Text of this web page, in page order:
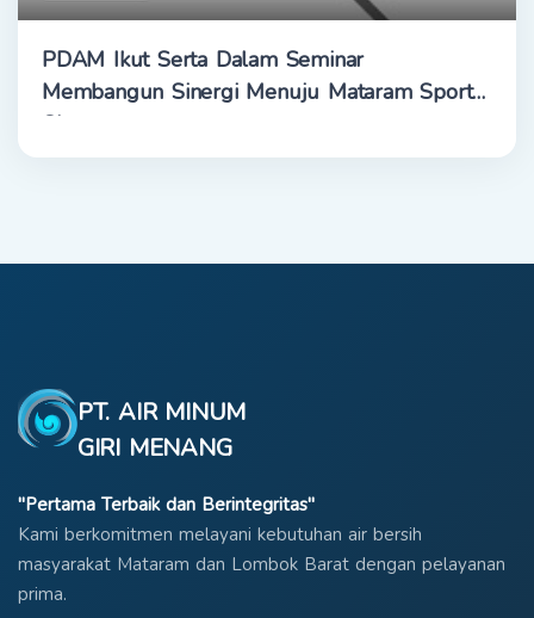
PDAM Ikut Serta Dalam Seminar
Membangun Sinergi Menuju Mataram Sport
City
PT. AIR MINUM
GIRI MENANG
"Pertama Terbaik dan Berintegritas"
Kami berkomitmen melayani kebutuhan air bersih
masyarakat Mataram dan Lombok Barat dengan pelayanan
prima.